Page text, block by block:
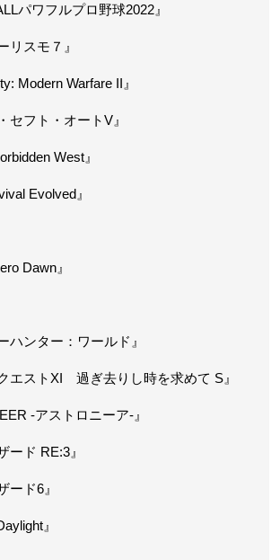
パワフルプロ野球2022』
リスモ７』
Modern Warfare II』
セフト・オートV』
West』
Evolved』
Dawn』
ハンター：ワールド』
エストXI 過ぎ去りし時を求めて S』
-アストロニーア-』
ード RE:3』
ード6』
』